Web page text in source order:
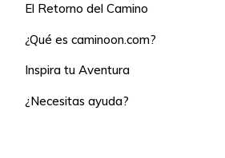
El Retorno del Camino
¿Qué es caminoon.com?
Inspira tu Aventura
¿Necesitas ayuda?